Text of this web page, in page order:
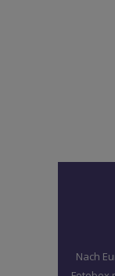
Nach